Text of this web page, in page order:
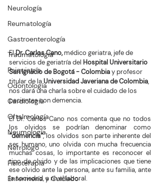
Neurología
Reumatología
Gastroenterología
Traumatología
Psiquiatría
Odontología
Cardiología
Oftalmología
Neumología
Nefrologo
Fisioterapia
Enfermería y Cuidado
El Dr. Carlos Cano, médico geriatra, jefe de
servicios de geriatría del Hospital Universitario
San Ignacio de Bogotá - Colombia y profesor
titular de la Universidad Javeriana de Colombia,
nos dará una charla sobre el cuidado de los
pacientes con demencia.
El Dr. Carlos Cano nos comenta que no todos
“demencia”, los olvidos son parte inherente del
ser humano, uno olvida con mucha frecuencia
muchas cosas, lo importante es reconocer el
tipo de olvido y de las implicaciones que tiene
ese olvido ante la persona, ante su familia, ante
la sociedad, a nivel laboral.